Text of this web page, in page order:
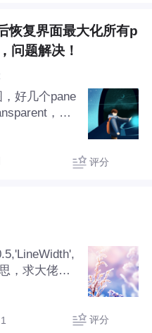
恢复界面最大化所有p
问题解决！
好几个pane
，最
评分
，求大佬解
1 评分